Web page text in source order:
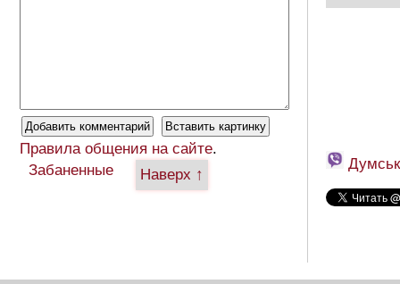
Правила общения на сайте.
Забаненные
Наверх ↑